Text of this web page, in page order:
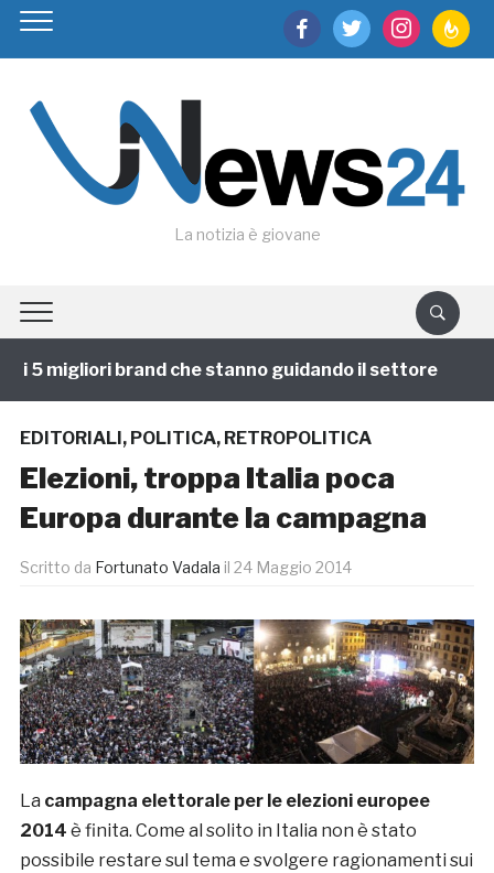
facebooktwitter instagram
La notizia è giovane
5 migliori brand che stanno guidando il settore
EDITORIALI, POLITICA, RETROPOLITICA
Elezioni, troppa Italia poca
Europa durante la campagna
Scritto da Fortunato Vadala il 24 Maggio 2014
La campagna elettorale per le elezioni europee
2014 è finita. Come al solito in Italia non è stato
possibile restare sul tema e svolgere ragionamenti sui